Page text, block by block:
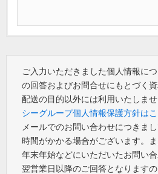
ご入力いただきました個人情報に
の回答およびお問合せにもとづく
配送の目的以外には利用いたしませ
シーグループ個人情報保護方針は
メールでのお問い合わせにつきま
時間がかかる場合がございます。
年末年始などにいただいたお問い合
翌営業日以降のご回答となります